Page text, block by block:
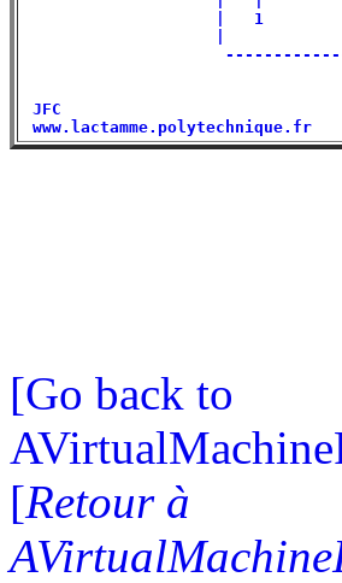
|   1
[Go back to
[Retour à